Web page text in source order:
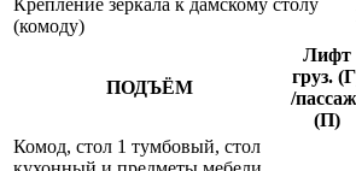
(комоду)
ПОДЪЁМ
Лифт
груз.
/
(П)
Комод, стол 1 тумбовый, стол